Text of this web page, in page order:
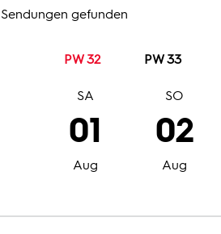
gefunden
PW 32 PW 33
01
Aug
SA
02
Aug
SO